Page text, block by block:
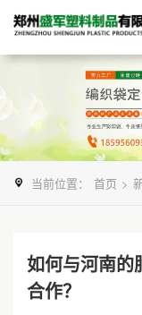
当前位置： 首页 >
如何与河南的
合作？